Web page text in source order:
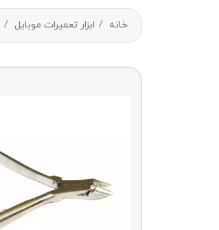
خانه ابزار تعمیرات موبایل